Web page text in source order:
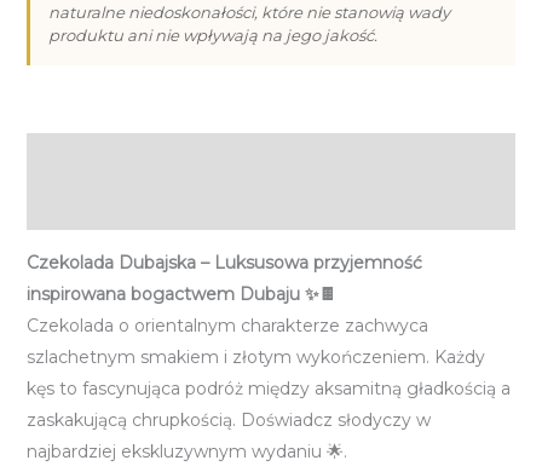
naturalne niedoskonałości, które nie stanowią wady
produktu ani nie wpływają na jego jakość.
Czekolada Dubajska – Luksusowa przyjemność
inspirowana bogactwem Dubaju ✨🍫
Czekolada o orientalnym charakterze zachwyca
szlachetnym smakiem i złotym wykończeniem. Każdy
kęs to fascynująca podróż między aksamitną gładkością a
zaskakującą chrupkością. Doświadcz słodyczy w
najbardziej ekskluzywnym wydaniu 🌟.